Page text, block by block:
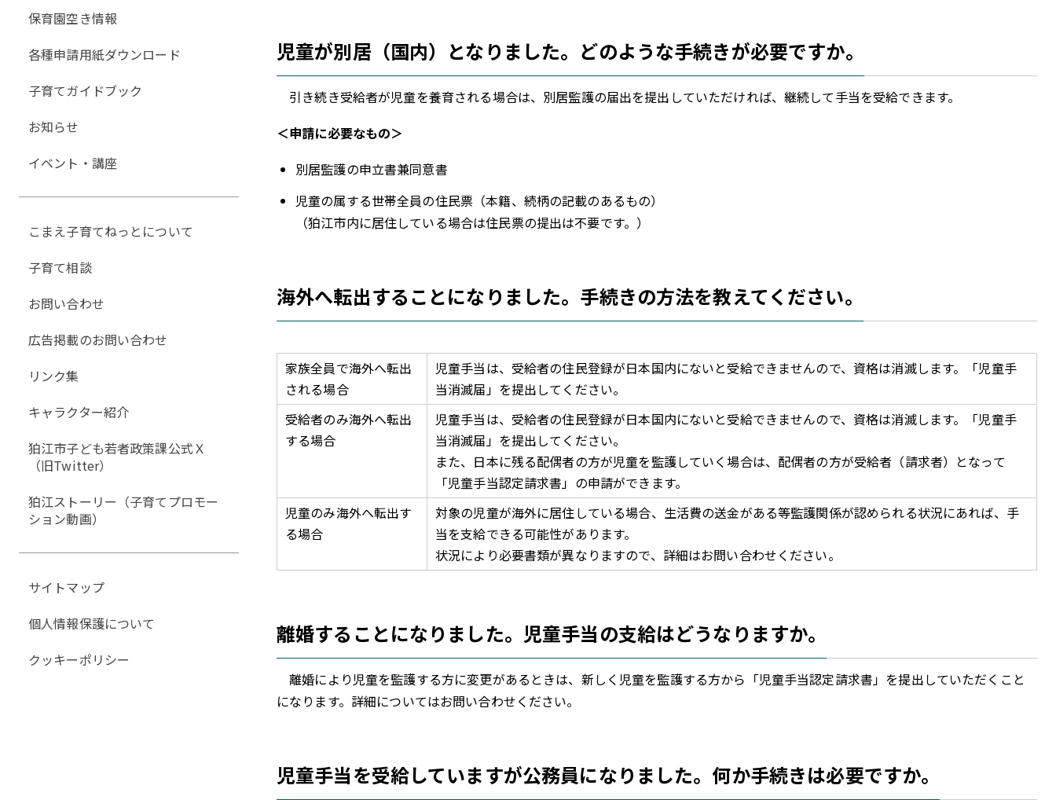
児童が別居（国内）となりました。どのような手続きが必要ですか。
引き続き受給者が児童を養育される場合は、別居監護の届出を提出していただければ、継続して手当を受給できます。
＜申請に必要なもの＞
別居監護の申立書兼同意書
児童の属する世帯全員の住民票（本籍、続柄の記載のあるもの）
（狛江市内に居住している場合は住民票の提出は不要です。）
海外へ転出することになりました。手続きの方法を教えてください。
家族全員で海外へ転出
される場合
児童手当は、受給者の住民登録が日本国内にないと受給できませんので、資格は消滅します。「児童手
当消滅届」を提出してください。
受給者のみ海外へ転出
する場合
児童手当は、受給者の住民登録が日本国内にないと受給できませんので、資格は消滅します。「児童手
当消滅届」を提出してください。
また、日本に残る配偶者の方が児童を監護していく場合は、配偶者の方が受給者（請求者）となって
「児童手当認定請求書」の申請ができます。
児童のみ海外へ転出す
る場合
対象の児童が海外に居住している場合、生活費の送金がある等監護関係が認められる状況にあれば、手
当を支給できる可能性があります。
状況により必要書類が異なりますので、詳細はお問い合わせください。
離婚することになりました。児童手当の支給はどうなりますか。
離婚により児童を監護する方に変更があるときは、新しく児童を監護する方から「児童手当認定請求書」を提出していただくこと
になります。詳細についてはお問い合わせください。
児童手当を受給していますが公務員になりました。何か手続きは必要ですか。
保育園空き情報
各種申請用紙ダウンロード
子育てガイドブック
お知らせ
イベント・講座
こまえ子育てねっとについて
子育て相談
お問い合わせ
広告掲載のお問い合わせ
リンク集
キャラクター紹介
狛江市子ども若者政策課公式Ｘ
（旧Twitter）
狛江ストーリー（子育てプロモー
ション動画）
サイトマップ
個人情報保護について
クッキーポリシー